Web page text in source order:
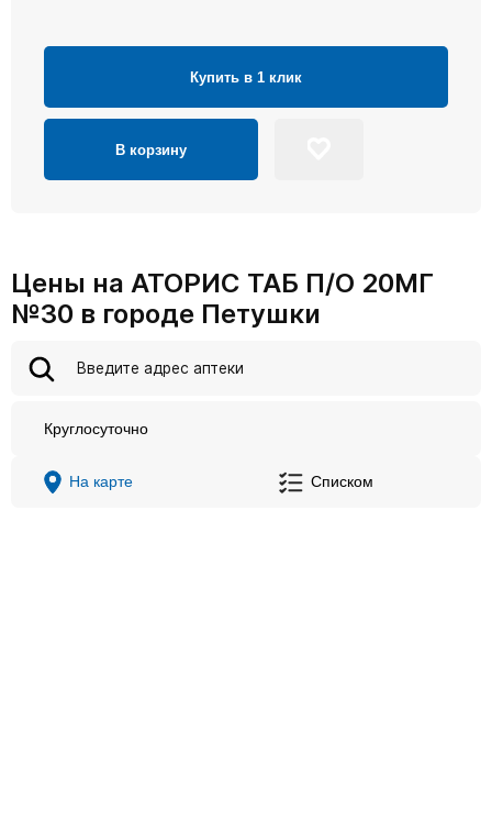
Купить в 1 клик
В корзину
Цены на АТОРИС ТАБ П/О 20МГ
№30 в городе Петушки
Круглосуточно
На карте Списком